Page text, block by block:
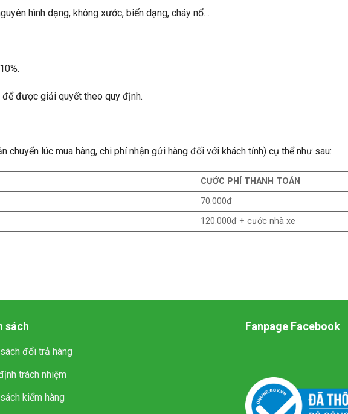
hình dạng, không xước, biến dạng, cháy nổ…
để được giải quyết theo quy định.
chuyển lúc mua hàng, chi phí nhận gửi hàng đối với khách tỉnh) cụ thể như sau:
CƯỚC PHÍ THANH TOÁN
70.000đ
120.000đ + cước nhà xe
sách
đổi trả hàng
trách nhiệm
kiểm hàng
Fanpage Facebook